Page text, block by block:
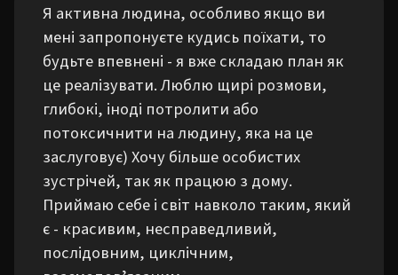
Я активна людина, особливо якщо ви
мені запропонуєте кудись поїхати, то
будьте впевнені - я вже складаю план як
це реалізувати. Люблю щирі розмови,
глибокі, іноді потролити або
потоксичнити на людину, яка на це
заслуговує) Хочу більше особистих
зустрічей, так як працюю з дому.
Приймаю себе і світ навколо таким, який
є - красивим, несправедливий,
послідовним, циклічним,